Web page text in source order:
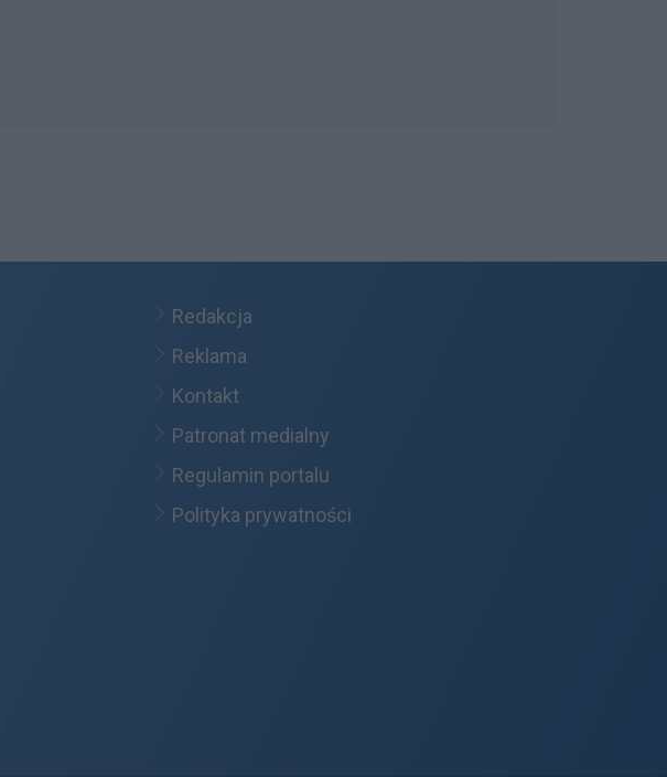
Redakcja
Reklama
Kontakt
Patronat medialny
Regulamin portalu
Polityka prywatności